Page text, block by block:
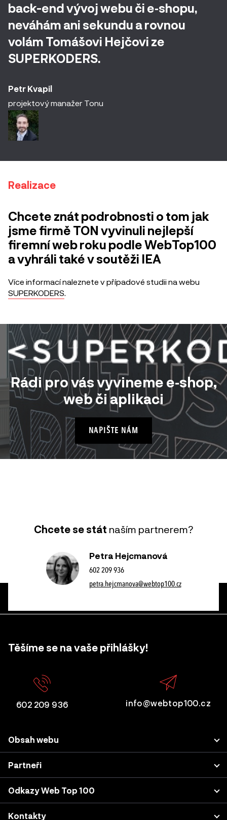
back-end vývoj webu či e‑shopu,
neváhám ani sekundu a rovnou
volám Tomášovi Hejčovi ze
SUPERKODERS.
Petr Kvapil
projektový manažer Tonu
Realizace
Chcete znát podrobnosti o tom jak
jsme firmě TON vyvinuli nejlepší
firemní web roku podle WebTop100
a vyhráli také v soutěži IEA
Více informací naleznete v případové studii na webu
SUPERKODERS.
Rádi pro vás vyvineme e‑shop,
web či aplikaci
NAPIŠTE NÁM
Chcete se stát naším partnerem?
Petra Hejcmanová
602 209 936
petra.hejcmanova@webtop100.cz
Těšíme se na vaše přihlášky!
602 209 936 info@webtop100.cz
Obsah webu
Porota
Přihlášení projektu
Akce a konference
Kategorie a kritéria
Partneři
LUPA.cz
Podnikatel.cz
Odkazy Web Top 100
Výsledky z minulých let
Kontakty